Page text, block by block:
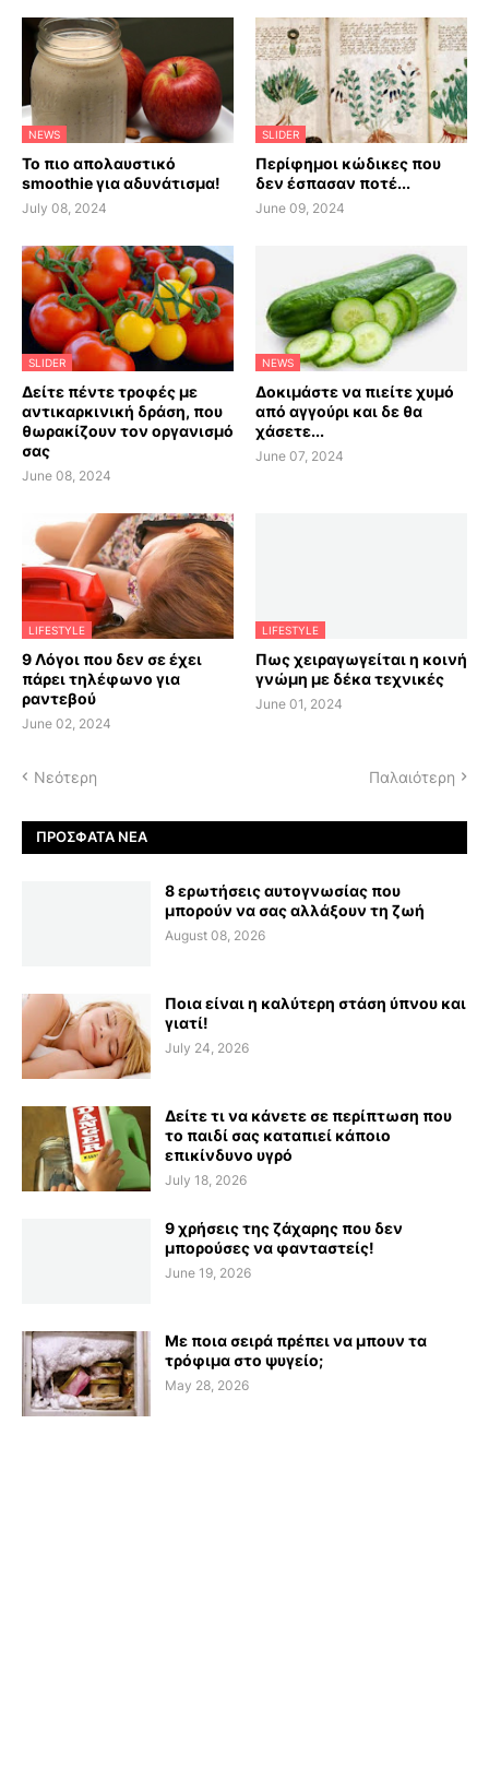
NEWS
Το πιο απολαυστικό
smoothie για αδυνάτισμα!
July 08, 2024
SLIDER
Περίφημοι κώδικες που
δεν έσπασαν ποτέ...
June 09, 2024
SLIDER
Δείτε πέντε τροφές με
αντικαρκινική δράση, που
θωρακίζουν τον οργανισμό
σας
June 08, 2024
NEWS
Δοκιμάστε να πιείτε χυμό
από αγγούρι και δε θα
χάσετε...
June 07, 2024
LIFESTYLE
9 Λόγοι που δεν σε έχει
πάρει τηλέφωνο για
ραντεβού
June 02, 2024
LIFESTYLE
Πως χειραγωγείται η κοινή
γνώμη με δέκα τεχνικές
June 01, 2024
Νεότερη Παλαιότερη
ΠΡΌΣΦΑΤΑ ΝΈΑ
8 ερωτήσεις αυτογνωσίας που
μπορούν να σας αλλάξουν τη ζωή
August 08, 2026
Ποια είναι η καλύτερη στάση ύπνου και
γιατί!
July 24, 2026
Δείτε τι να κάνετε σε περίπτωση που
το παιδί σας καταπιεί κάποιο
επικίνδυνο υγρό
July 18, 2026
9 χρήσεις της ζάχαρης που δεν
μπορούσες να φανταστείς!
June 19, 2026
Με ποια σειρά πρέπει να μπουν τα
τρόφιμα στο ψυγείο;
May 28, 2026